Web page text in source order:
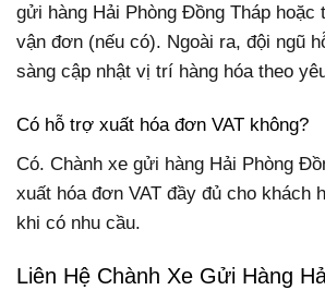
gửi hàng Hải Phòng Đồng Tháp hoặc
vận đơn (nếu có). Ngoài ra, đội ngũ
sàng cập nhật vị trí hàng hóa theo
Có hỗ trợ xuất hóa đơn VAT không?
Có. Chành xe gửi hàng Hải Phòng
xuất hóa đơn VAT đầy đủ cho khách
khi có nhu cầu.
Liên Hệ Chành Xe Gửi Hàng